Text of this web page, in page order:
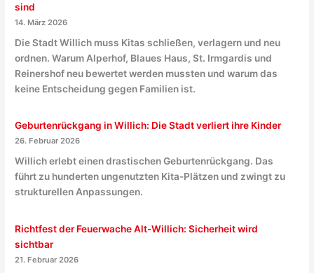
sind
14. März 2026
Die Stadt Willich muss Kitas schließen, verlagern und neu
ordnen. Warum Alperhof, Blaues Haus, St. Irmgardis und
Reinershof neu bewertet werden mussten und warum das
keine Entscheidung gegen Familien ist.
Geburtenrückgang in Willich: Die Stadt verliert ihre Kinder
26. Februar 2026
Willich erlebt einen drastischen Geburtenrückgang. Das
führt zu hunderten ungenutzten Kita-Plätzen und zwingt zu
strukturellen Anpassungen.
Richtfest der Feuerwache Alt-Willich: Sicherheit wird
sichtbar
21. Februar 2026